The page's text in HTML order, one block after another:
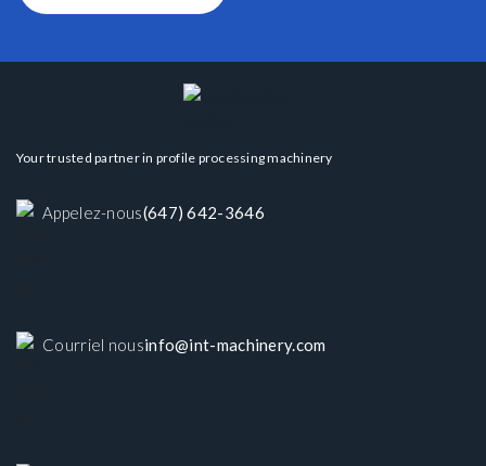
Your trusted partner in profile processing machinery
Appelez-nous(647) 642-3646
Courriel nousinfo@int-machinery.com